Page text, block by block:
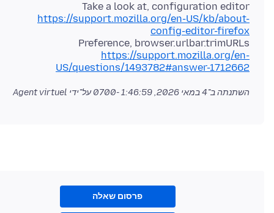
Take a look at, configuration editor
https://support.mozilla.org/en-US/kb/about-
config-editor-firefox
Preference, browser.urlbar.trimURLs
https://support.mozilla.org/en-
US/questions/1493782#answer-1712662
השתנתה ב־4 במאי 2026, 1:46:59 -0700 על־ידי Agent virtuel
פרסום שאלה